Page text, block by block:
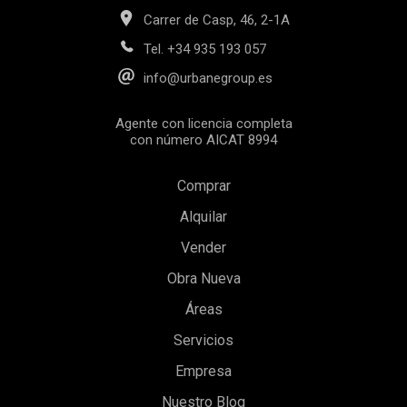
Carrer de Casp, 46, 2-1A
Tel. +34 935 193 057
info@urbanegroup.es
Agente con licencia completa
con número AICAT 8994
Comprar
Alquilar
Vender
Obra Nueva
Áreas
Servicios
Empresa
Nuestro Blog
Guardar configuración